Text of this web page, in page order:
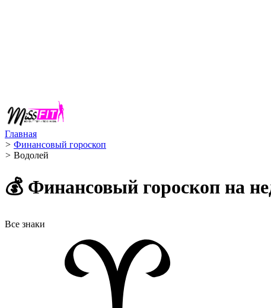
Главная
> Финансовый гороскоп
> Водолей ️
💰 Финансовый гороскоп на
Все знаки